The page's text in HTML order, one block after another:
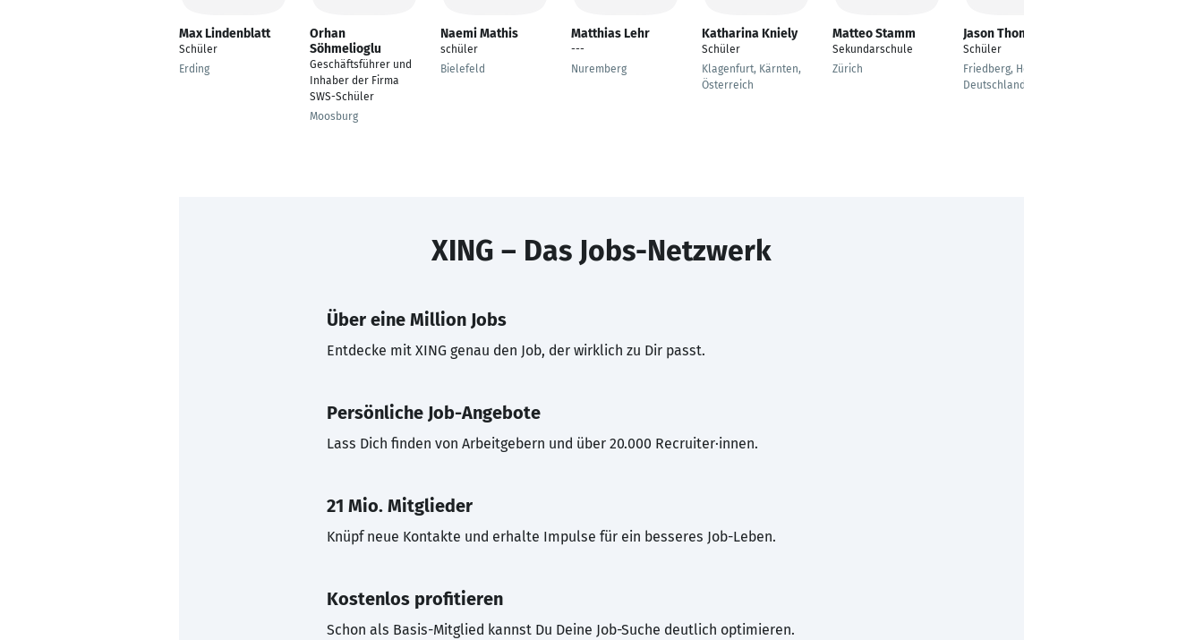
Max Lindenblatt
Schüler
Erding
Orhan
Söhmelioglu
Geschäftsführer und
Inhaber der Firma
SWS-Schüler
Moosburg
Naemi Mathis
schüler
Bielefeld
Matthias Lehr
---
Nuremberg
Katharina Kniely
Schüler
Klagenfurt, Kärnten,
Österreich
Matteo Stamm
Sekundarschule
Zürich
Jason Thompson
Schüler
Friedberg, Hessen,
Deutschland
XING – Das Jobs-Netzwerk
Über eine Million Jobs
Entdecke mit XING genau den Job, der wirklich zu Dir passt.
Persönliche Job-Angebote
Lass Dich finden von Arbeitgebern und über 20.000 Recruiter·innen.
21 Mio. Mitglieder
Knüpf neue Kontakte und erhalte Impulse für ein besseres Job-Leben.
Kostenlos profitieren
Schon als Basis-Mitglied kannst Du Deine Job-Suche deutlich optimieren.